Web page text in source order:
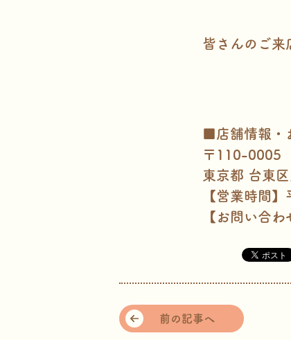
皆さんのご来
■店舗情報・
〒110-0005
東京都 台東
【営業時間
【お問い合
前の記事へ